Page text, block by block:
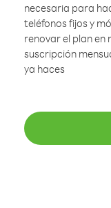
necesaria para
teléfonos fijos y
renovar el plan en
suscripción
ya haces